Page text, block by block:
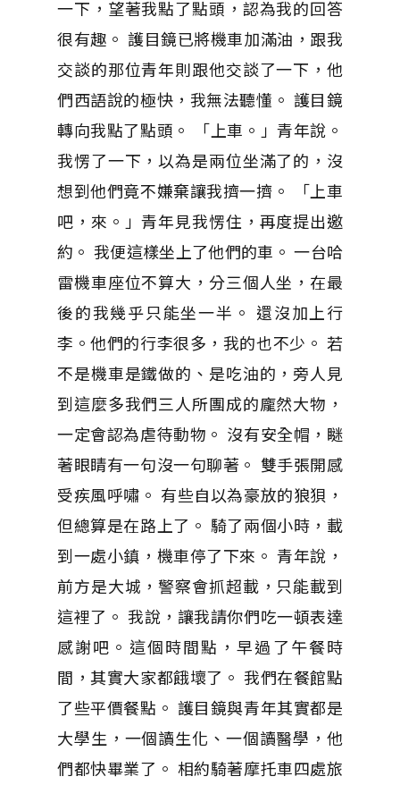
一下，望著我點了點頭，認為我的回答
很有趣。 護目鏡已將機車加滿油，跟我
交談的那位青年則跟他交談了一下，他
們西語說的極快，我無法聽懂。 護目鏡
轉向我點了點頭。 「上車。」青年說。
我愣了一下，以為是兩位坐滿了的，沒
想到他們竟不嫌棄讓我擠一擠。 「上車
吧，來。」青年見我愣住，再度提出邀
約。 我便這樣坐上了他們的車。 一台哈
雷機車座位不算大，分三個人坐，在最
後的我幾乎只能坐一半。 還沒加上行
李。他們的行李很多，我的也不少。 若
不是機車是鐵做的、是吃油的，旁人見
到這麼多我們三人所團成的龐然大物，
一定會認為虐待動物。 沒有安全帽，瞇
著眼睛有一句沒一句聊著。 雙手張開感
受疾風呼嘯。 有些自以為豪放的狼狽，
但總算是在路上了。 騎了兩個小時，載
到一處小鎮，機車停了下來。 青年說，
前方是大城，警察會抓超載，只能載到
這裡了。 我說，讓我請你們吃一頓表達
感謝吧。這個時間點，早過了午餐時
間，其實大家都餓壞了。 我們在餐館點
了些平價餐點。 護目鏡與青年其實都是
大學生，一個讀生化、一個讀醫學，他
們都快畢業了。 相約騎著摩托車四處旅